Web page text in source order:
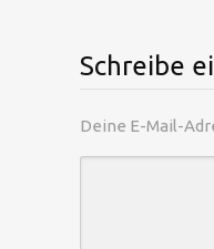
Schreibe
Deine E-Mail-